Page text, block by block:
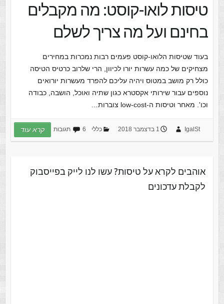
טיסות לואו-קוסט: מה מקבלים
בחינם ועל מה צריך לשלם
בעוד שטיסות הלואו-קוסט פעמים רבות נמכרות במחירים
מצחיקים של כמה עשרות יורו לכיוון, הרי שלרוב כרטיס הטיסה
כולל רק מושב במטוס ויהיה עליכם להפרד מעשרות יורואים
נוספים עבור שירותי אקסטרא כגון שתיה ואוכל, הושבה, כבודה
וכו'. מאחר וטיסות ה-low-cost צוברות…
IgalSt 1 בדצמבר 2018 כללי 6 תגובות קרא עוד
אוהבים לקרא על טיסות? עשו לנו לייק בפייסבוק
לקבלת עדכונים